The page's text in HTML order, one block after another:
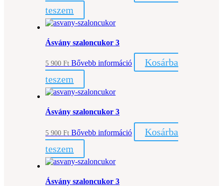
teszem
Ásvány szaloncukor 3
5 900Ft Bővebb információ
Kosárba
teszem
Ásvány szaloncukor 3
5 900Ft Bővebb információ
Kosárba
teszem
Ásvány szaloncukor 3